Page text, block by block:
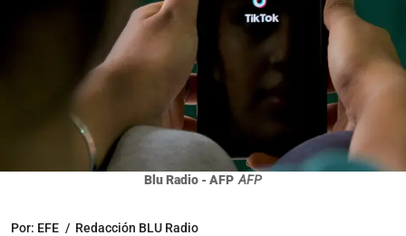
Blu Radio - AFP AFP
Por: EFE / Redacción BLU Radio